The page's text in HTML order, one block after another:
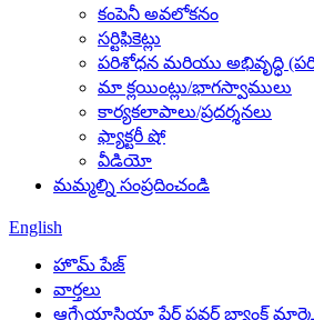
కంపెనీ అవలోకనం
సర్టిఫికెట్లు
పరిశోధన మరియు అభివృద్ధి
మా క్లయింట్లు/భాగస్వాములు
కార్యకలాపాలు/ప్రదర్శనలు
ఫ్యాక్టరీ షో
వీడియో
మమ్మల్ని సంప్రదించండి
English
హొమ్ పేజ్
వార్తలు
ఆగ్నేయాసియా షేర్డ్ పవర్ బ్యాంక్